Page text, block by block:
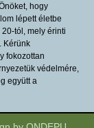
hogy
lépett életbe
tól, mely érinti
Kérünk
fokozottan
védelmére,
együtt a